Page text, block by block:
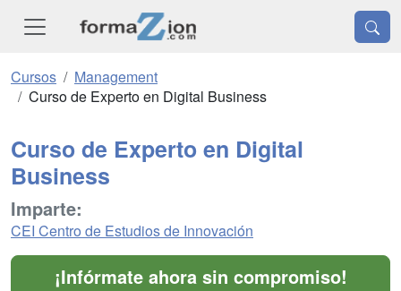
Cursos
Management
Curso de Experto en Digital Business
Curso de Experto en Digital
Business
Imparte:
CEI Centro de Estudios de Innovación
¡Infórmate ahora sin compromiso!